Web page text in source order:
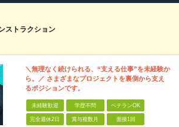
ストラクション
＼無理なく続けられる、“支える仕事”を未経験か
ら。／ さまざまなプロジェクトを裏側から支え
るポジションです。
未経験歓迎 学歴不問 ベテランOK
完全週休2日 賞与複数月 面接1回